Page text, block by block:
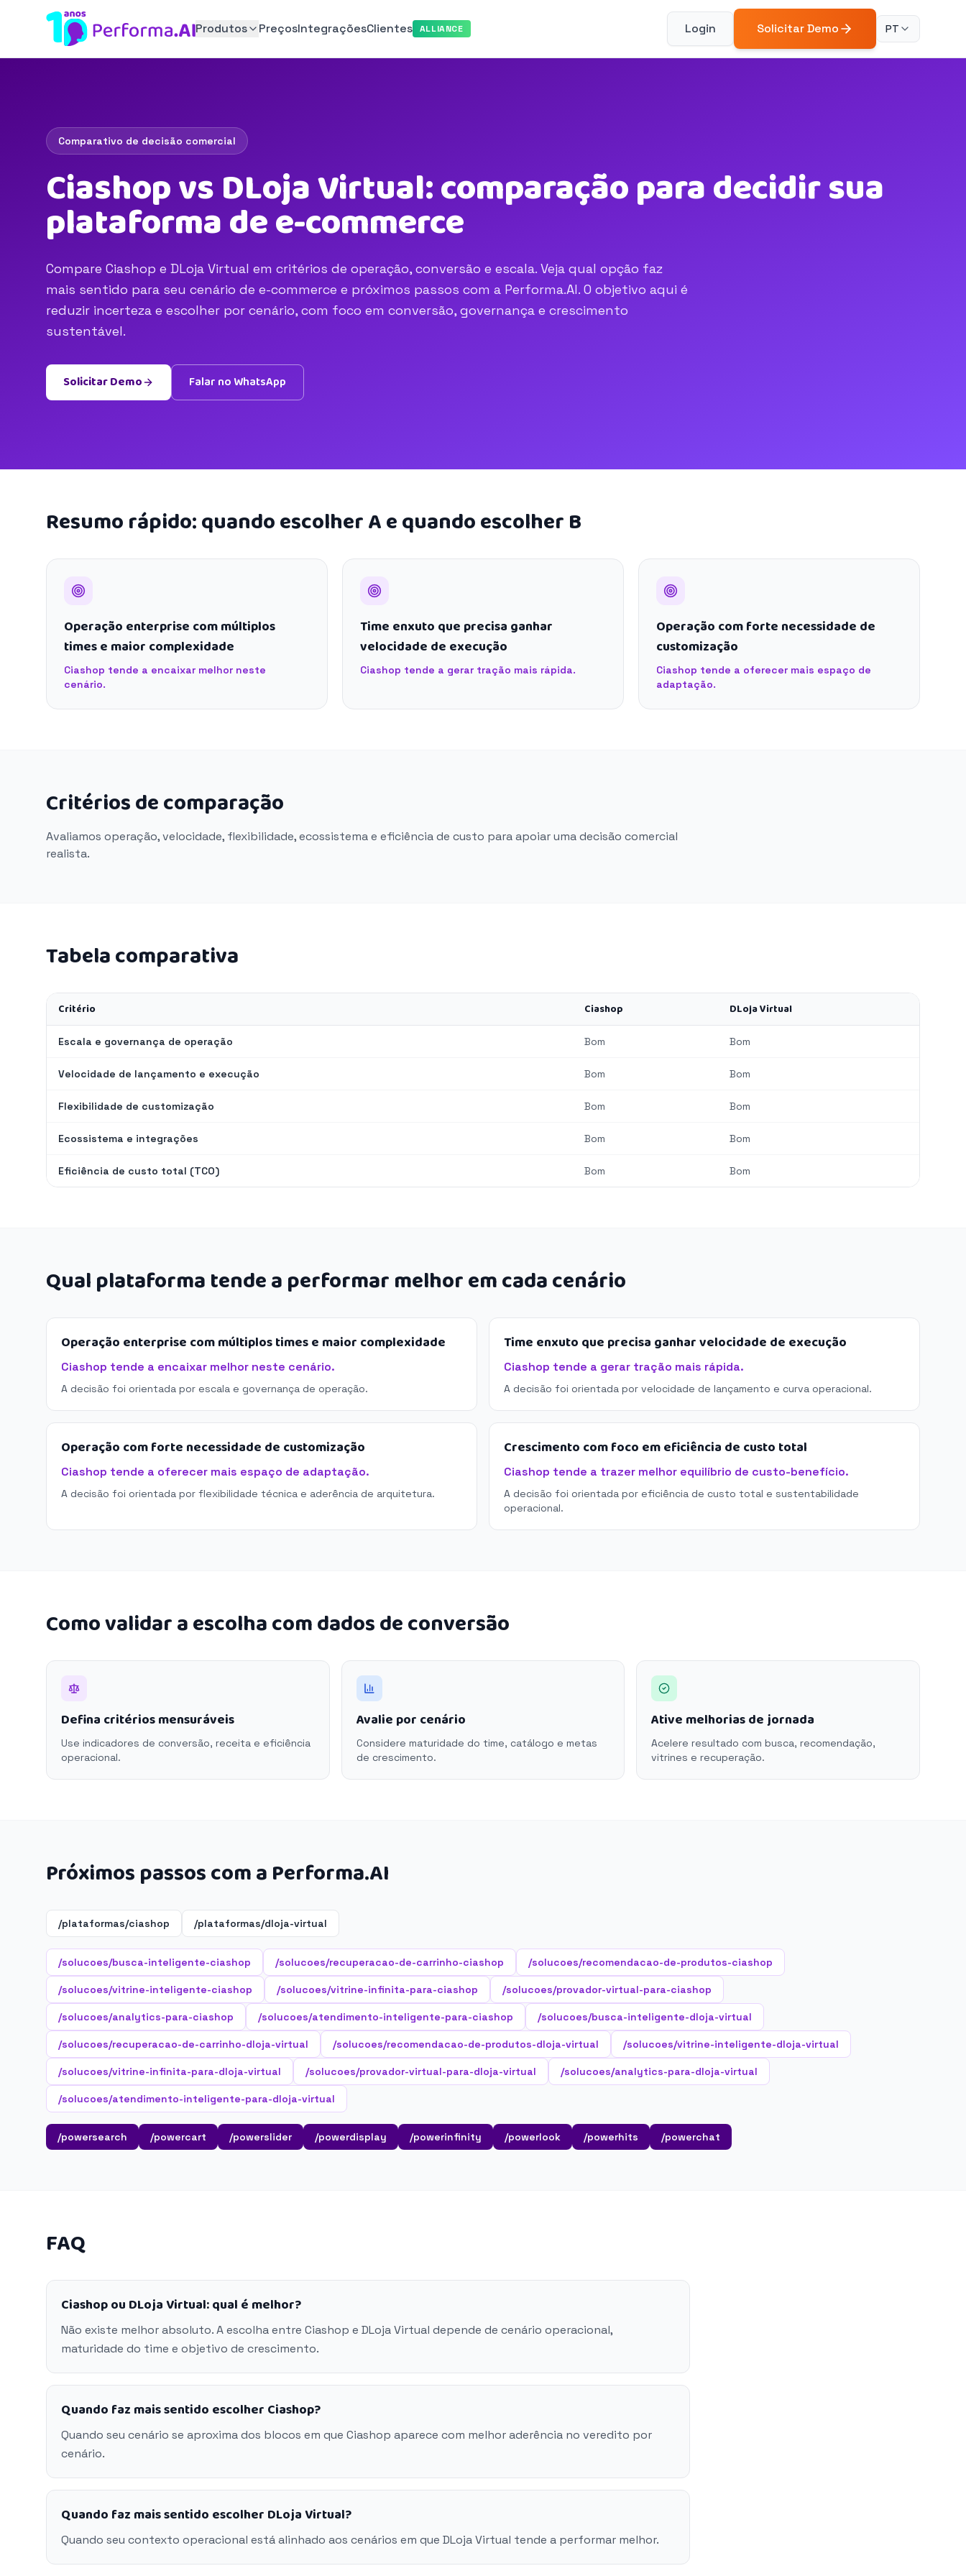
Produtos PreçosIntegraçõesClientes ALLIANCE Login Solicitar Demo PT
Comparativo de decisão comercial
Ciashop vs DLoja Virtual: comparação para decidir sua
plataforma de e-commerce
Compare Ciashop e DLoja Virtual em critérios de operação, conversão e escala. Veja qual opção faz
mais sentido para seu cenário de e-commerce e próximos passos com a Performa.AI. O objetivo aqui é
reduzir incerteza e escolher por cenário, com foco em conversão, governança e crescimento
sustentável.
Solicitar Demo Falar no WhatsApp
Resumo rápido: quando escolher A e quando escolher B
Operação enterprise com múltiplos
times e maior complexidade
Ciashop tende a encaixar melhor neste
cenário.
Time enxuto que precisa ganhar
velocidade de execução
Ciashop tende a gerar tração mais rápida.
Operação com forte necessidade de
customização
Ciashop tende a oferecer mais espaço de
adaptação.
Critérios de comparação
Avaliamos operação, velocidade, flexibilidade, ecossistema e eficiência de custo para apoiar uma decisão comercial
realista.
Tabela comparativa
Critério Ciashop DLoja Virtual
Escala e governança de operação Bom Bom
Velocidade de lançamento e execução Bom Bom
Flexibilidade de customização Bom Bom
Ecossistema e integrações Bom Bom
Eficiência de custo total (TCO) Bom Bom
Qual plataforma tende a performar melhor em cada cenário
Operação enterprise com múltiplos times e maior complexidade
Ciashop tende a encaixar melhor neste cenário.
A decisão foi orientada por escala e governança de operação.
Time enxuto que precisa ganhar velocidade de execução
Ciashop tende a gerar tração mais rápida.
A decisão foi orientada por velocidade de lançamento e curva operacional.
Operação com forte necessidade de customização
Ciashop tende a oferecer mais espaço de adaptação.
A decisão foi orientada por flexibilidade técnica e aderência de arquitetura.
Crescimento com foco em eficiência de custo total
Ciashop tende a trazer melhor equilíbrio de custo-benefício.
A decisão foi orientada por eficiência de custo total e sustentabilidade
operacional.
Como validar a escolha com dados de conversão
Defina critérios mensuráveis
Use indicadores de conversão, receita e eficiência
operacional.
Avalie por cenário
Considere maturidade do time, catálogo e metas
de crescimento.
Ative melhorias de jornada
Acelere resultado com busca, recomendação,
vitrines e recuperação.
Próximos passos com a Performa.AI
/plataformas/ciashop /plataformas/dloja-virtual
/solucoes/busca-inteligente-ciashop /solucoes/recuperacao-de-carrinho-ciashop /solucoes/recomendacao-de-produtos-ciashop
/solucoes/vitrine-inteligente-ciashop /solucoes/vitrine-infinita-para-ciashop /solucoes/provador-virtual-para-ciashop
/solucoes/analytics-para-ciashop /solucoes/atendimento-inteligente-para-ciashop /solucoes/busca-inteligente-dloja-virtual
/solucoes/recuperacao-de-carrinho-dloja-virtual /solucoes/recomendacao-de-produtos-dloja-virtual /solucoes/vitrine-inteligente-dloja-virtual
/solucoes/vitrine-infinita-para-dloja-virtual /solucoes/provador-virtual-para-dloja-virtual /solucoes/analytics-para-dloja-virtual
/solucoes/atendimento-inteligente-para-dloja-virtual
/powersearch /powercart /powerslider /powerdisplay /powerinfinity /powerlook /powerhits /powerchat
FAQ
Ciashop ou DLoja Virtual: qual é melhor?
Não existe melhor absoluto. A escolha entre Ciashop e DLoja Virtual depende de cenário operacional,
maturidade do time e objetivo de crescimento.
Quando faz mais sentido escolher Ciashop?
Quando seu cenário se aproxima dos blocos em que Ciashop aparece com melhor aderência no veredito por
cenário.
Quando faz mais sentido escolher DLoja Virtual?
Quando seu contexto operacional está alinhado aos cenários em que DLoja Virtual tende a performar melhor.